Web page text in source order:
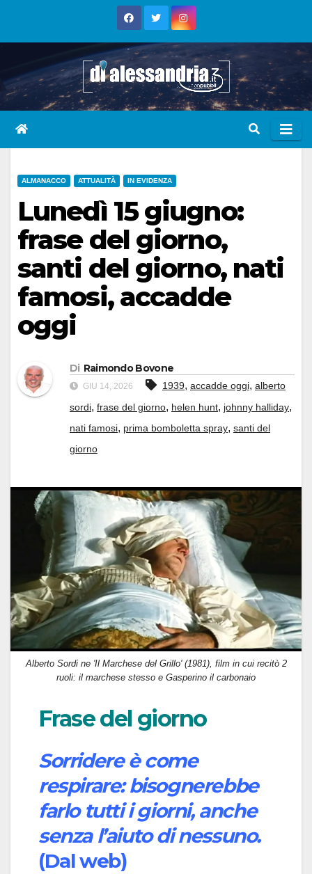
ALMANACCO ATTUALITÀ IN EVIDENZA
Lunedì 15 giugno:
frase del giorno,
santi del giorno, nati
famosi, accadde
oggi
Di Raimondo Bovone
GIU 14, 2026 1939, accadde oggi, alberto
sordi, frase del giorno, helen hunt, johnny halliday,
nati famosi, prima bomboletta spray, santi del
giorno
Alberto Sordi ne 'Il Marchese del Grillo' (1981), film in cui recitò 2
ruoli: il marchese stesso e Gasperino il carbonaio
Frase del giorno
Sorridere è come
respirare: bisognerebbe
farlo tutti i giorni, anche
senza l’aiuto di nessuno.
(Dal web)